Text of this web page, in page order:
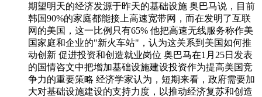
期望明天的经济发源于昨天的基础设施 奥巴马说，目前
韩国90%的家庭都能接上高速宽带网，而在发明了互联
网的美国，这一比例只有65% 他把高速无线服务称作美
国家庭和企业的"新火车站"，认为这关系到美国如何推
动创新 促进投资和创造就业岗位 奥巴马在1月25日发表
的国情咨文中把增加基础设施建设投资作为提高美国竞
争力的重要策略 经济学家认为，短期来看，政府需要加
大对基础设施建设的支持力度，以推动经济复苏和创造